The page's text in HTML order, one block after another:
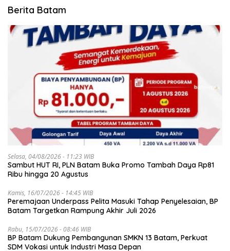
Berita Batam
Selasa, 04/08/2026 - 11:23 WIB
Sambut HUT RI, PLN Batam Buka Promo Tambah Daya Rp81
Ribu hingga 20 Agustus
Kamis, 16/07/2026 - 14:45 WIB
Peremajaan Underpass Pelita Masuki Tahap Penyelesaian, BP
Batam Targetkan Rampung Akhir Juli 2026
Rabu, 15/07/2026 - 08:46 WIB
BP Batam Dukung Pembangunan SMKN 13 Batam, Perkuat
SDM Vokasi untuk Industri Masa Depan